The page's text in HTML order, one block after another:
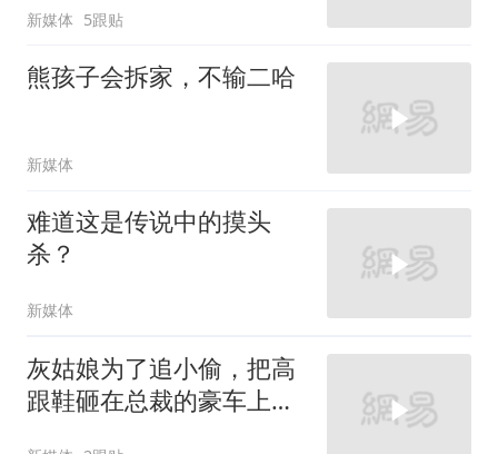
新媒体 5跟贴
熊孩子会拆家，不输二哈
新媒体
难道这是传说中的摸头
杀？
新媒体
灰姑娘为了追小偷，把高
跟鞋砸在总裁的豪车上，